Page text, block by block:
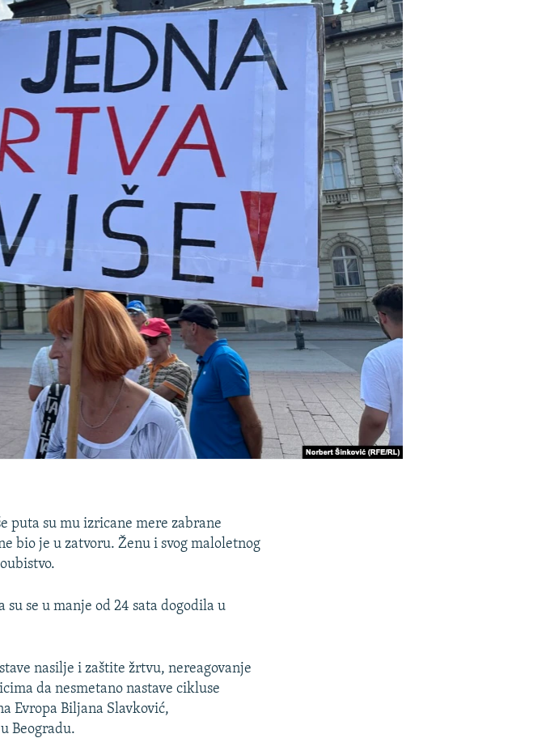
puta su mu izricane mere zabrane
bio je u zatvoru. Ženu i svog maloletnog
su se u manje od 24 sata dogodila u
nasilje i zaštite žrtvu, nereagovanje
da nesmetano nastave cikluse
Evropa Biljana Slavković,
Beogradu.